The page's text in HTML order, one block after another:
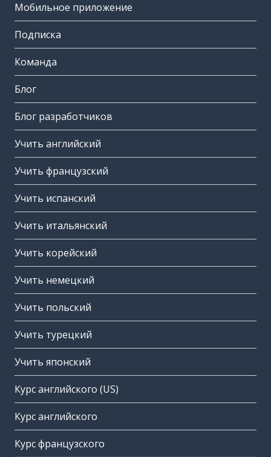
Мобильное приложение
Подписка
Команда
Блог
Блог разработчиков
Учить английский
Учить французский
Учить испанский
Учить итальянский
Учить корейский
Учить немецкий
Учить польский
Учить турецкий
Учить японский
Курс английского (US)
Курс английского
Курс французского